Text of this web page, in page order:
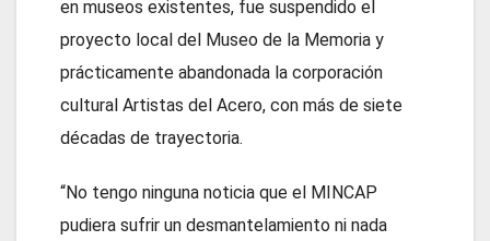
en museos existentes, fue suspendido el
proyecto local del Museo de la Memoria y
prácticamente abandonada la corporación
cultural Artistas del Acero, con más de siete
décadas de trayectoria.
“No tengo ninguna noticia que el MINCAP
pudiera sufrir un desmantelamiento ni nada